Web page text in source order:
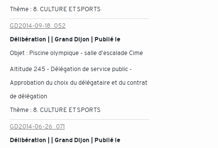
Thème : 8. CULTURE ET SPORTS
GD2014-09-18_052
Délibération | | Grand Dijon | Publié le
Objet : Piscine olympique - salle d'escalade Cime
Altitude 245 - Délégation de service public -
Approbation du choix du délégataire et du contrat
de délégation
Thème : 8. CULTURE ET SPORTS
GD2014-06-26_071
Délibération | | Grand Dijon | Publié le